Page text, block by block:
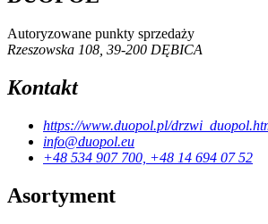
Autoryzowane punkty sprzedaży
Rzeszowska 108, 39-200 DĘBICA
Kontakt
https://www.duopol.pl/
info@duopol.eu
+48 534 907 700, +48 14 694 07 52
Asortyment